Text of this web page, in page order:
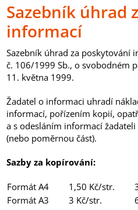
Sazebník úhrad
informací
Sazebník úhrad za poskytování
č. 106/1999 Sb., o svobodném
11. května 1999.
Žadatel o informaci uhradí
informací, pořízením kopií,
a s odesláním informací
(nebo poměrnou část).
Sazby za kopírování:
Formát A4 1,50 Kč/str.
Formát A3
3 Kč/str.